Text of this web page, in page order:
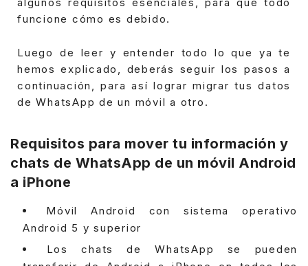
funcione cómo es debido.
Luego de leer y entender todo lo que ya te
hemos explicado, deberás seguir los pasos a
continuación, para así lograr migrar tus datos
de WhatsApp de un móvil a otro.
Requisitos para mover tu información y
chats de WhatsApp de un móvil Android
a iPhone
Móvil Android con sistema operativo
Android 5 y superior
Los chats de WhatsApp se pueden